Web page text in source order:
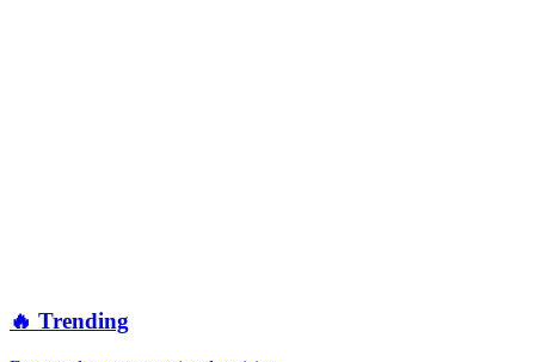
🔥 Trending